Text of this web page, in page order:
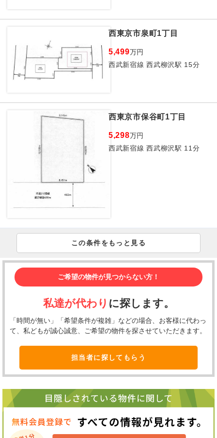
西東京市泉町1丁目
5,499万円
西武新宿線 西武柳沢駅 15分
西東京市保谷町1丁目
5,298万円
西武新宿線 西武柳沢駅 11分
この条件をもっと見る
ご希望の物件が見つからない方！
私達が代わり に探します。
「時間が無い」「希望条件が複雑」などの場合、お客様に代わっ
て、私どもが誠心誠意、ご希望の物件を探させていただきます。
担当者に探してもらう